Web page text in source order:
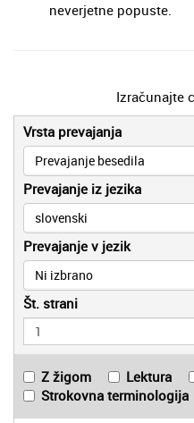
neverjetne popuste.
Izračunajte
Vrsta prevajanja
Prevajanje besedila
Prevajanje iz jezika
slovenski
Prevajanje v jezik
Ni izbrano
Št. strani
Z žigom Lektura
Strokovna terminologija